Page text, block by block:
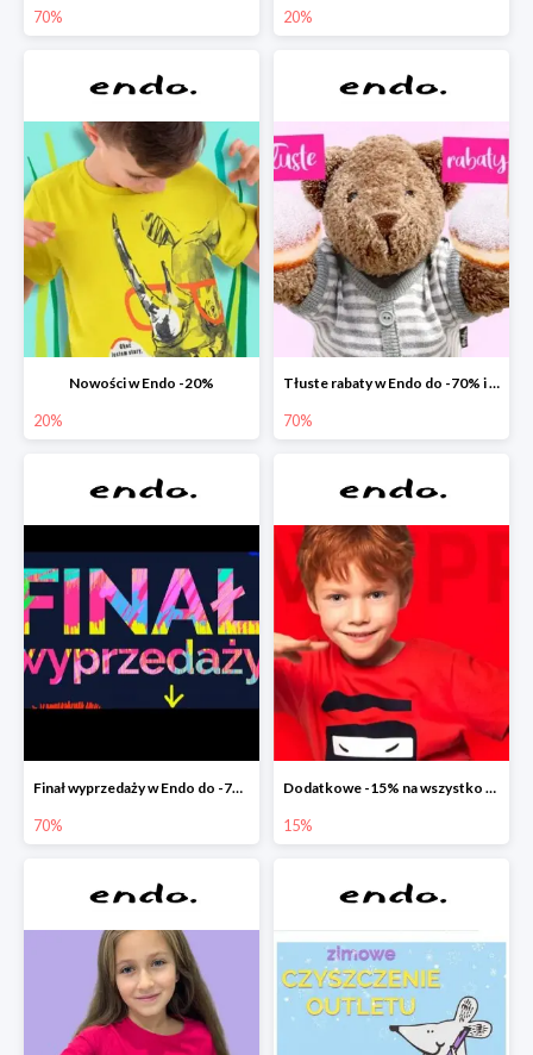
70% 20%
Nowości w Endo -20%
20%
Tłuste rabaty w Endo do -70% i extra -20% na wszystko
70%
Finał wyprzedaży w Endo do -70%
70%
Dodatkowe -15% na wszystko z wyprzedaży w Endo
15%